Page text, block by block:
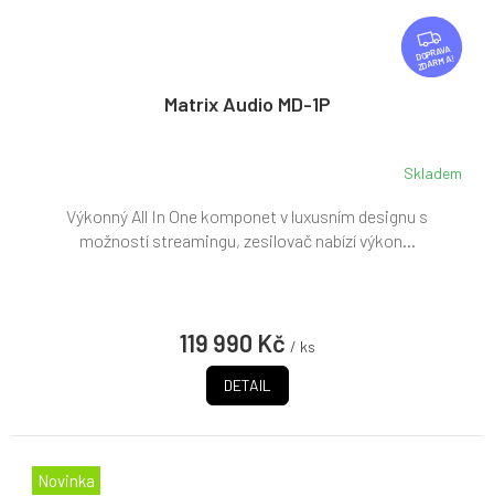
Z
D
A
ZDARMA
Matrix Audio MD-1P
Skladem
119 990 Kč / ks
DETAIL
Výkonný All In One komponet v luxusním designu s
možností streamingu, zesilovač nabízí výkon...
Novinka